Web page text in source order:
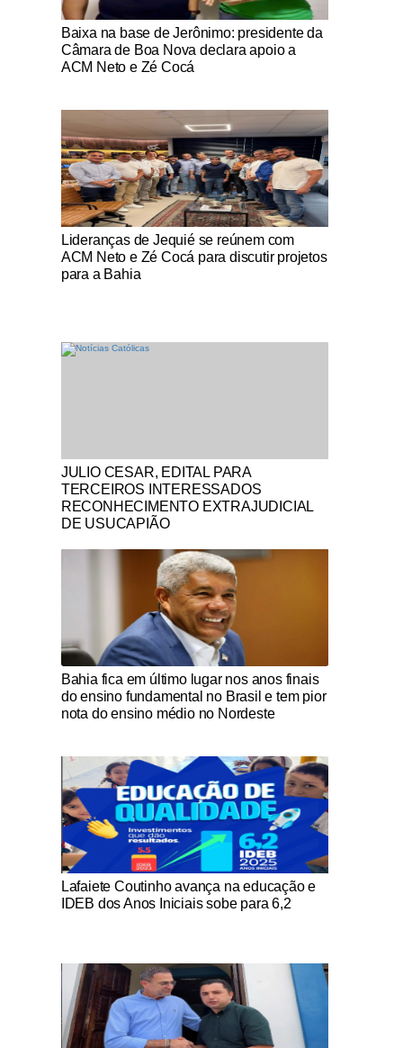
Notícias Católicas
Baixa na base de Jerônimo: presidente da
Câmara de Boa Nova declara apoio a
ACM Neto e Zé Cocá
Notícias Católicas
Lideranças de Jequié se reúnem com
ACM Neto e Zé Cocá para discutir projetos
para a Bahia
Notícias Católicas
JULIO CESAR, EDITAL PARA
TERCEIROS INTERESSADOS
RECONHECIMENTO EXTRAJUDICIAL
DE USUCAPIÃO
Notícias Católicas
Bahia fica em último lugar nos anos finais
do ensino fundamental no Brasil e tem pior
nota do ensino médio no Nordeste
Notícias Católicas
Lafaiete Coutinho avança na educação e
IDEB dos Anos Iniciais sobe para 6,2